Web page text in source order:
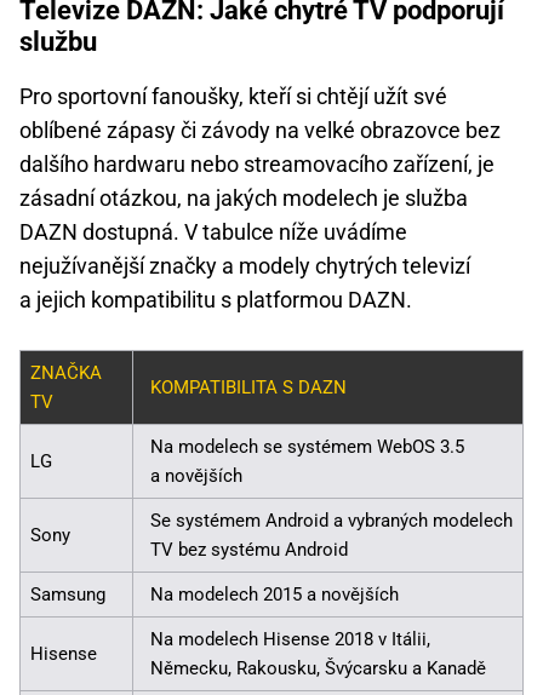
Televize DAZN: Jaké chytré TV podporují
službu
Pro sportovní fanoušky, kteří si chtějí užít své
oblíbené zápasy či závody na velké obrazovce bez
dalšího hardwaru nebo streamovacího zařízení, je
zásadní otázkou, na jakých modelech je služba
DAZN dostupná. V tabulce níže uvádíme
nejužívanější značky a modely chytrých televizí
a jejich kompatibilitu s platformou DAZN.
ZNAČKA
TV
KOMPATIBILITA S DAZN
LG
Na modelech se systémem WebOS 3.5
a novějších
Sony
Se systémem Android a vybraných modelech
TV bez systému Android
Samsung Na modelech 2015 a novějších
Hisense
Na modelech Hisense 2018 v Itálii,
Německu, Rakousku, Švýcarsku a Kanadě